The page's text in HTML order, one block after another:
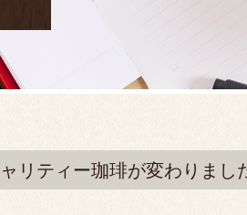
リティー珈琲が変わりまし